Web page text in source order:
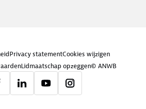
Privacy statementCookies wijzigen
Lidmaatschap opzeggen© ANWB